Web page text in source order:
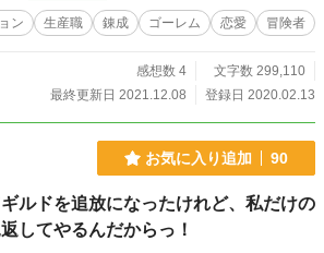
ン 生産職 錬成 ゴーレム 恋愛 冒険者
感想数 4
文字数 299,110
最終更新日 2021.12.08
登録日 2020.02.13
お気に入り追加 90
ルドを追放になったけれど、私だけの
してやるんだからっ！